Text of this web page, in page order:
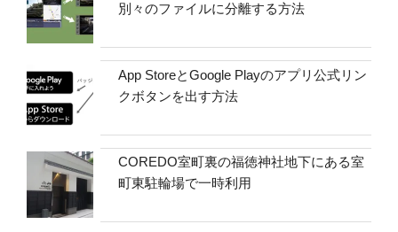
別々のファイルに分離する方法
App StoreとGoogle Playのアプリ公式リン
クボタンを出す方法
COREDO室町裏の福徳神社地下にある室
町東駐輪場で一時利用